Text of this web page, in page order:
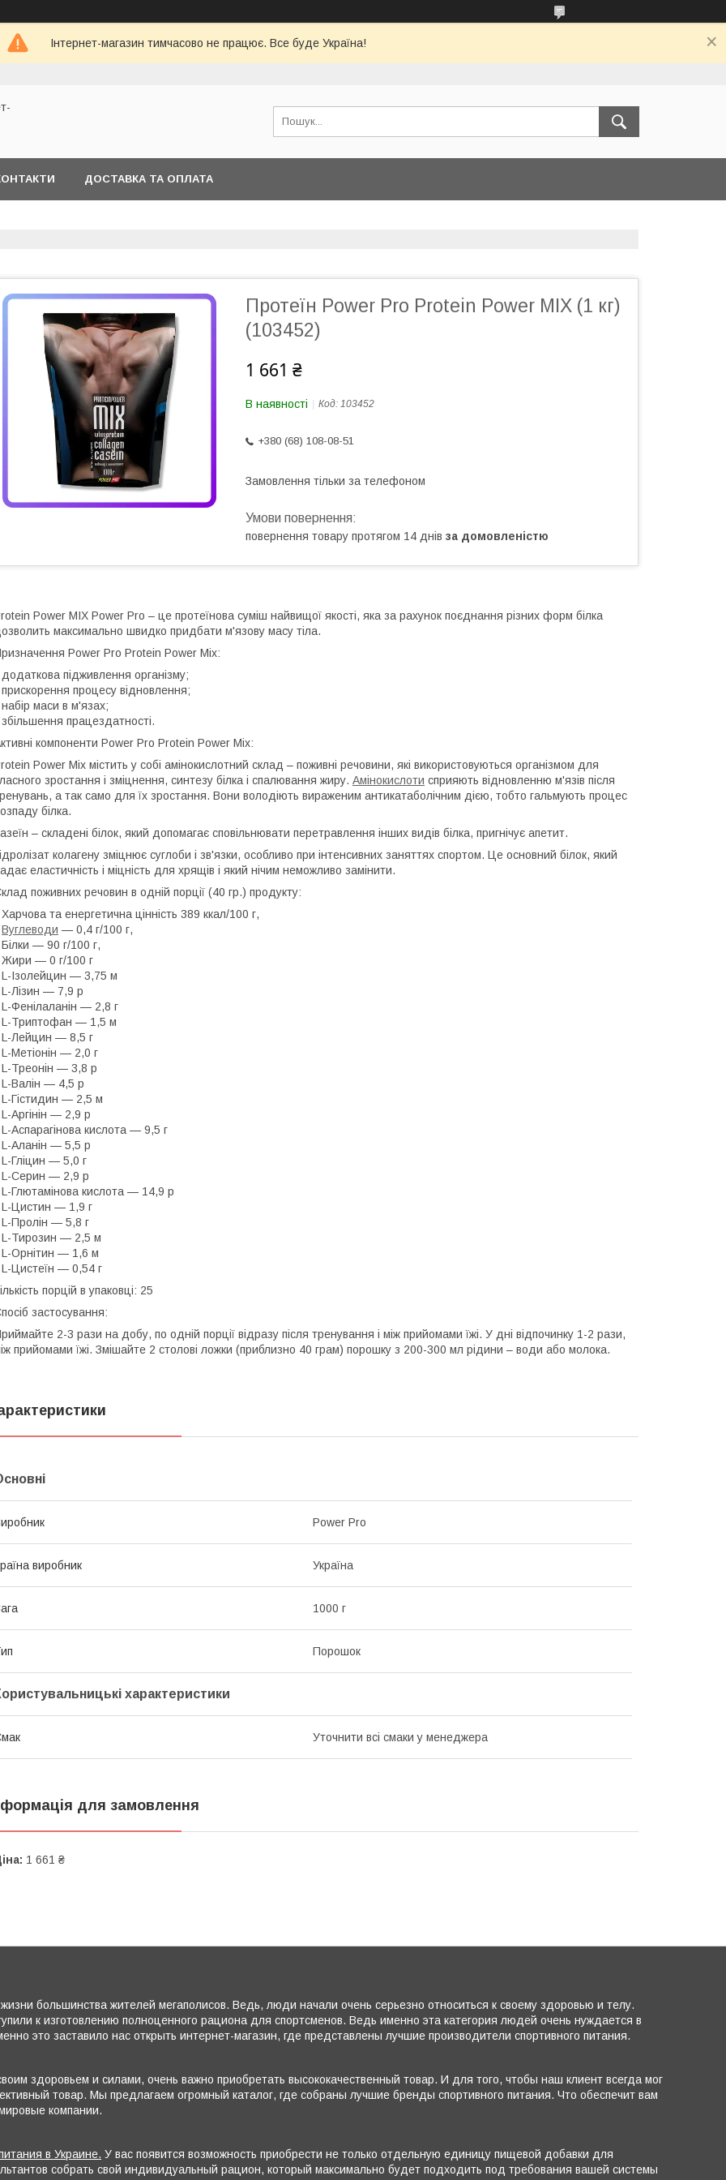
Інтернет-магазин тимчасово не працює. Все буде Україна!
ДОСТАВКА ТА ОПЛАТА
Протеїн Power Pro Protein Power MIX (1 кг)
(103452)
1 661 ₴
В наявності Код: 103452
+380 (68) 108-08-51
Замовлення тільки за телефоном
повернення товару протягом 14 днів за домовленістю
Power MIX Power Pro – це протеїнова суміш найвищої якості, яка за рахунок поєднання різних форм білка
максимально швидко придбати м'язову масу тіла.
Power Pro Protein Power Mix:
додаткова підживлення організму;
прискорення процесу відновлення;
набір маси в м'язах;
збільшення працездатності.
компоненти Power Pro Protein Power Mix:
Power Mix містить у собі амінокислотний склад – поживні речовини, які використовуються організмом для
зростання і зміцнення, синтезу білка і спалювання жиру. Амінокислоти сприяють відновленню м'язів після
а так само для їх зростання. Вони володіють вираженим антикатаболічним дією, тобто гальмують процес
білка.
– складені білок, який допомагає сповільнювати перетравлення інших видів білка, пригнічує апетит.
колагену зміцнює суглоби і зв'язки, особливо при інтенсивних заняттях спортом. Це основний білок, який
еластичність і міцність для хрящів і який нічим неможливо замінити.
поживних речовин в одній порції (40 гр.) продукту:
Харчова та енергетична цінність 389 ккал/100 г,
Вуглеводи — 0,4 г/100 г,
Білки — 90 г/100 г,
Жири — 0 г/100 г
L-Ізолейцин — 3,75 м
L-Лізин — 7,9 р
L-Фенілаланін — 2,8 г
L-Триптофан — 1,5 м
L-Лейцин — 8,5 г
L-Метіонін — 2,0 г
L-Треонін — 3,8 р
L-Валін — 4,5 р
L-Гістидин — 2,5 м
L-Аргінін — 2,9 р
L-Аспарагінова кислота — 9,5 г
L-Аланін — 5,5 р
L-Гліцин — 5,0 г
L-Серин — 2,9 р
L-Глютамінова кислота — 14,9 р
L-Цистин — 1,9 г
L-Пролін — 5,8 г
L-Тирозин — 2,5 м
L-Орнітин — 1,6 м
L-Цистеїн — 0,54 г
порцій в упаковці: 25
застосування:
2-3 рази на добу, по одній порції відразу після тренування і між прийомами їжі. У дні відпочинку 1-2 рази,
прийомами їжі. Змішайте 2 столові ложки (приблизно 40 грам) порошку з 200-300 мл рідини – води або молока.
Power Pro
виробник Україна
1000 г
Порошок
характеристики
Уточнити всі смаки у менеджера
для замовлення
1 661 ₴
большинства жителей мегаполисов. Ведь, люди начали очень серьезно относиться к своему здоровью и телу.
к изготовлению полноценного рациона для спортсменов. Ведь именно эта категория людей очень нуждается в
это заставило нас открыть интернет-магазин, где представлены лучшие производители спортивного питания.
здоровьем и силами, очень важно приобретать высококачественный товар. И для того, чтобы наш клиент всегда мог
товар. Мы предлагаем огромный каталог, где собраны лучшие бренды спортивного питания. Что обеспечит вам
компании.
в Украине. У вас появится возможность приобрести не только отдельную единицу пищевой добавки для
собрать свой индивидуальный рацион, который максимально будет подходить под требования вашей системы